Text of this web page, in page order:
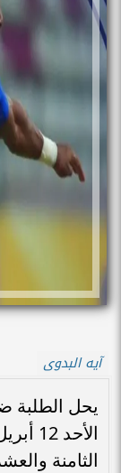
آيه البدوى
يحل الطلبة
الثامنة